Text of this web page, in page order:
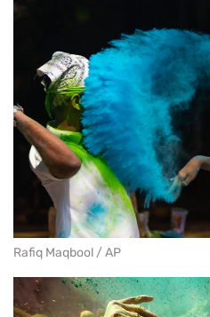
Rafiq Maqbool / AP